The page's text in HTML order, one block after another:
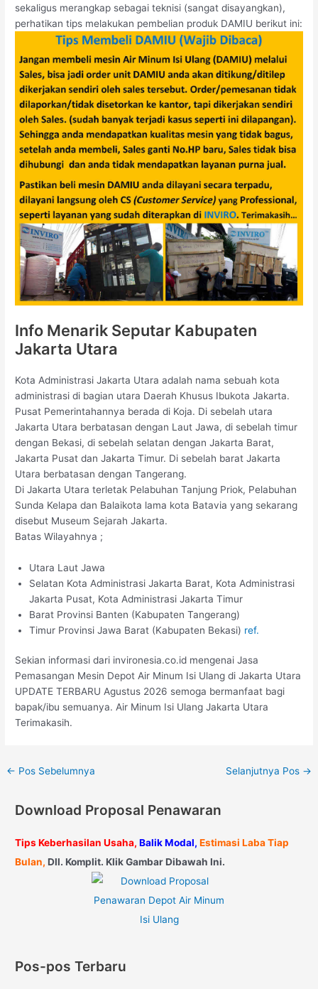
sekaligus merangkap sebagai teknisi (sangat disayangkan),
perhatikan tips melakukan pembelian produk DAMIU berikut ini:
Info Menarik Seputar Kabupaten
Jakarta Utara
Kota Administrasi Jakarta Utara adalah nama sebuah kota
administrasi di bagian utara Daerah Khusus Ibukota Jakarta.
Pusat Pemerintahannya berada di Koja. Di sebelah utara
Jakarta Utara berbatasan dengan Laut Jawa, di sebelah timur
dengan Bekasi, di sebelah selatan dengan Jakarta Barat,
Jakarta Pusat dan Jakarta Timur. Di sebelah barat Jakarta
Utara berbatasan dengan Tangerang.
Di Jakarta Utara terletak Pelabuhan Tanjung Priok, Pelabuhan
Sunda Kelapa dan Balaikota lama kota Batavia yang sekarang
disebut Museum Sejarah Jakarta.
Batas Wilayahnya ;
Utara Laut Jawa
Selatan Kota Administrasi Jakarta Barat, Kota Administrasi
Jakarta Pusat, Kota Administrasi Jakarta Timur
Barat Provinsi Banten (Kabupaten Tangerang)
Timur Provinsi Jawa Barat (Kabupaten Bekasi) ref.
Sekian informasi dari invironesia.co.id mengenai Jasa
Pemasangan Mesin Depot Air Minum Isi Ulang di Jakarta Utara
UPDATE TERBARU Agustus 2026 semoga bermanfaat bagi
bapak/ibu semuanya. Air Minum Isi Ulang Jakarta Utara
Terimakasih.
← Pos Sebelumnya Selanjutnya Pos →
Download Proposal Penawaran
Tips Keberhasilan Usaha, Balik Modal, Estimasi Laba Tiap
Bulan, Dll. Komplit. Klik Gambar Dibawah Ini.
Pos-pos Terbaru